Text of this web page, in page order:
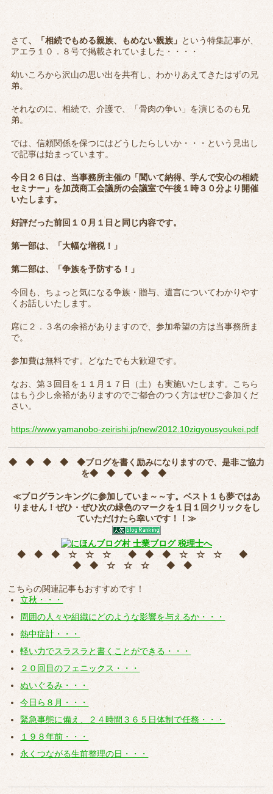
さて、「相続でもめる親族、もめない親族」 という特集記事が、
アエラ１０．８号で掲載されていました・・・・
幼いころから沢山の思い出を共有し、わかりあえてきたはずの兄
弟。
それなのに、相続で、介護で、「骨肉の争い」を演じるのも兄
弟。
では、信頼関係を保つにはどうしたらしいか・・・という見出し
で記事は始まっています。
今日２６日は、当事務所主催の「聞いて納得、学んで安心の相続
セミナー」を加茂商工会議所の会議室で午後１時３０分より開催
いたします。
好評だった前回１０月１日と同じ内容です。
第一部は、「大幅な増税！」
第二部は、「争族を予防する！」
今回も、ちょっと気になる争族・贈与、遺言についてわかりやす
くお話しいたします。
席に２．３名の余裕がありますので、参加希望の方は当事務所ま
で。
参加費は無料です。どなたでも大歓迎です。
なお、第３回目を１１月１７日（土）も実施いたします。こちら
はもう少し余裕がありますのでご都合のつく方はぜひご参加くだ
さい。
https://www.yamanobo-zeirishi.jp/new/2012.10zigyousyoukei.pdf
◆ ◆ ◆ ◆ ◆ブログを書く励みになりますので、是非ご協力
を◆ ◆ ◆ ◆ ◆
≪ブログランキングに参加していま～～す。ベスト１も夢ではあ
りません！ぜひ・ぜひ次の緑色のマークを１日１回クリックをし
ていただけたら幸いです！！≫
◆ ◆ ◆ ☆ ☆ ☆ ◆ ◆ ◆ ☆ ☆ ☆ ◆
◆ ◆ ☆ ☆ ☆ ◆ ◆
こちらの関連記事もおすすめです！
立秋・・・
周囲の人々や組織にどのような影響を与えるか・・・
熱中症計・・・
軽い力でスラスラと書くことができる・・・
２０回目のフェニックス・・・
ぬいぐるみ・・・
今日ら８月・・・
緊急事態に備え、２４時間３６５日体制で任務・・・
１９８年前・・・
永くつながる生前整理の日・・・